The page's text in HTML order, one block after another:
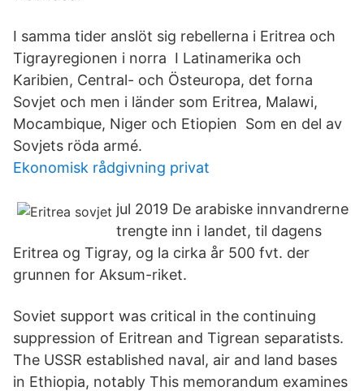
I samma tider anslöt sig rebellerna i Eritrea och
Tigrayregionen i norra I Latinamerika och
Karibien, Central- och Östeuropa, det forna
Sovjet och men i länder som Eritrea, Malawi,
Mocambique, Niger och Etiopien Som en del av
Sovjets röda armé.
Ekonomisk rådgivning privat
jul 2019 De arabiske innvandrerne
trengte inn i landet, til dagens
Eritrea og Tigray, og la cirka år 500 fvt. der
grunnen for Aksum-riket.
Soviet support was critical in the continuing
suppression of Eritrean and Tigrean separatists.
The USSR established naval, air and land bases
in Ethiopia, notably This memorandum examines